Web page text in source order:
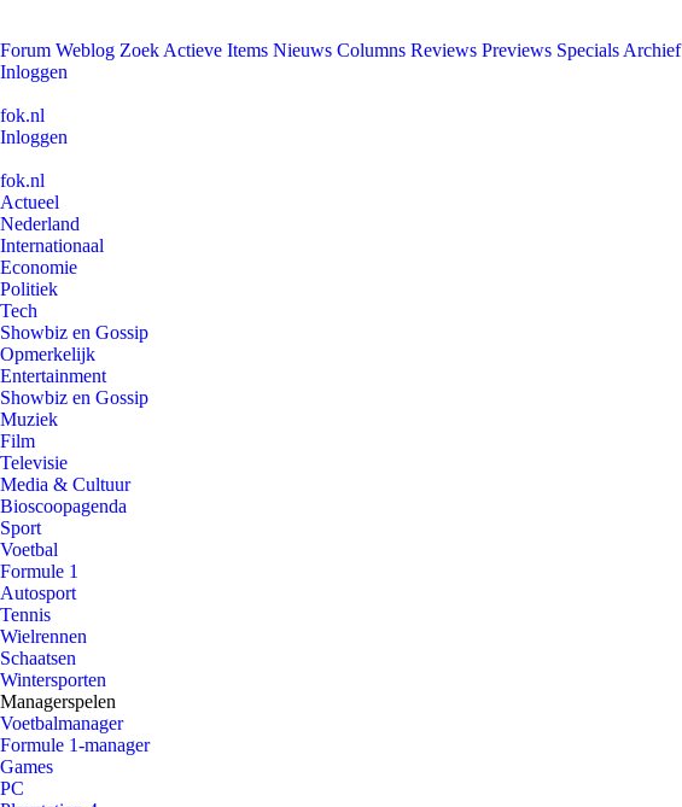
Forum Weblog Zoek Actieve Items Nieuws Columns Reviews Previews Specials Archief
Inloggen
fok.nl
Inloggen
fok.nl
Actueel
Nederland
Internationaal
Economie
Politiek
Tech
Showbiz en Gossip
Opmerkelijk
Entertainment
Showbiz en Gossip
Muziek
Film
Televisie
Media & Cultuur
Bioscoopagenda
Sport
Voetbal
Formule 1
Autosport
Tennis
Wielrennen
Schaatsen
Wintersporten
Managerspelen
Voetbalmanager
Formule 1-manager
Games
PC